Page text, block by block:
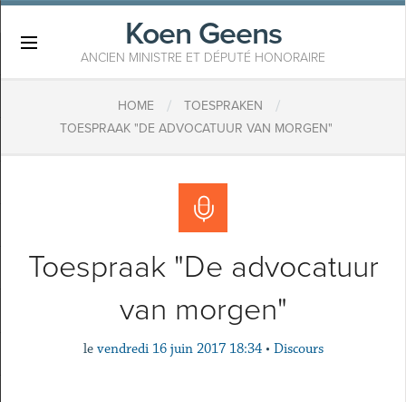
Koen Geens
ANCIEN MINISTRE ET DÉPUTÉ HONORAIRE
HOME / TOESPRAKEN /
TOESPRAAK "DE ADVOCATUUR VAN MORGEN"
Toespraak "De advocatuur
van morgen"
le vendredi 16 juin 2017 18:34 • Discours